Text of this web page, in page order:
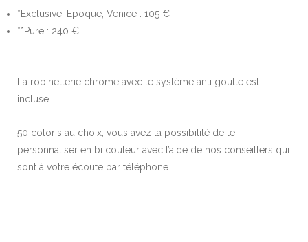
*Exclusive, Epoque, Venice : 105 €
**Pure : 240 €
La robinetterie chrome avec le système anti goutte est
incluse .
50 coloris au choix, vous avez la possibilité de le
personnaliser en bi couleur avec l’aide de nos conseillers qui
sont à votre écoute par téléphone.